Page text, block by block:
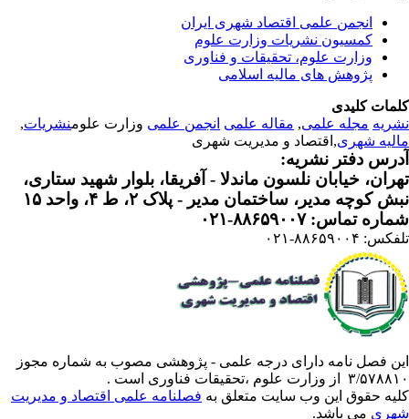
انجمن علمی اقتصاد شهری ایران
کمسیون نشریات وزارت علوم
وزارت علوم، تحقیقات و فناوری
پژوهش های مالیه اسلامی
کلیدی
مجله علمی, مقاله علمی انجمن علمیوزارت علومنشریات,
شهری ,اقتصاد و مدیریت شهری
دفتر نشریه:
خیابان نلسون ماندلا - آفریقا، بلوار شهید ستاری،
کوچه مدیر، ساختمان مدیر - پلاک ۲، ط ۴، واحد ۱۵
تماس: ۸۸۶۵۹۰۰۷-۰۲۱
۸۸۶۵۹۰۰۴-۰۲۱
فصل نامه دارای درجه علمی - پژوهشی مصوب به شماره مجوز
وزارت علوم ،تحقیقات فناوری است .
حقوق این وب سایت متعلق بهفصلنامه علمی اقتصاد و مدیریت
می باشد.